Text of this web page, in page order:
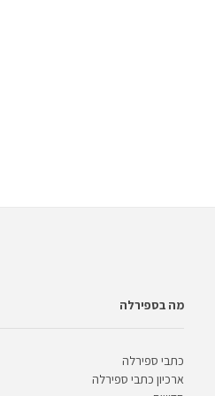
מה בספירלה
כתבי ספירלה
ארכיון כתבי ספירלה